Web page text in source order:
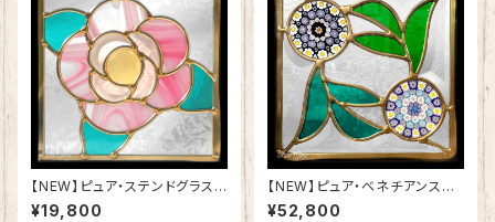
【NEW】ピュア・ステンドグラスS
H-D53
¥19,800
【NEW】ピュア・ベネチアンステ
ンドグラスSH-VD28
¥52,800